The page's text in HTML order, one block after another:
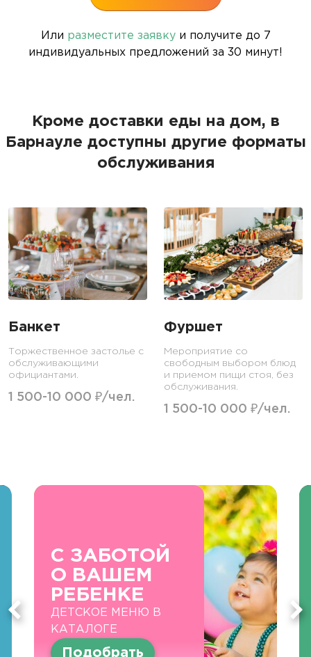
Или разместите заявкуи получите до 7
индивидуальных предложений за 30 минут!
Кроме доставки еды на дом, в
Барнауле доступны другие форматы
обслуживания
Банкет
Торжественное застолье с
обслуживающими
официантами.
1 500-10 000 ₽/чел.
Фуршет
Мероприятие со
свободным выбором блюд
и приемом пищи стоя, без
обслуживания.
1 500-10 000 ₽/чел.
С ЗАБОТОЙ
О ВАШЕМ
РЕБЕНКЕ
ДЕТСКОЕ МЕНЮ В
КАТАЛОГЕ
Подобрать